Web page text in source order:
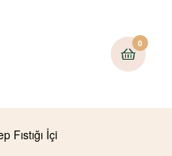
0
Fıstığı İçi